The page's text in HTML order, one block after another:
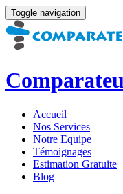
Toggle navigation
Accueil
Nos Services
Notre Equipe
Témoignages
Estimation Gratuite
Blog